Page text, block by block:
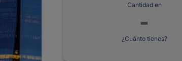
Cantidad en
¿Cuánto tienes?